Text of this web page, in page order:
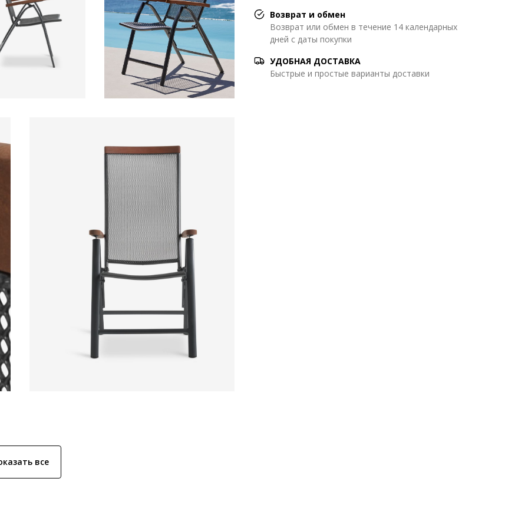
все
Возврат и обмен
Возврат или обмен в течение 14 календарных
дней с даты покупки
УДОБНАЯ ДОСТАВКА
Быстрые и простые варианты доставки